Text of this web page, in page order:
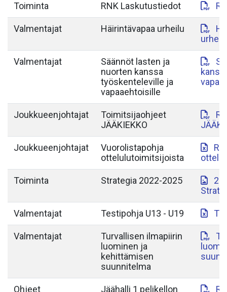
Toiminta RNK Laskutustiedot
Valmentajat Häirintävapaa urheilu
Valmentajat
Säännöt lasten ja
nuorten kanssa
työskenteleville ja
vapaaehtoisille
Joukkueenjohtajat
Toimitsijaohjeet
JÄÄKIEKKO
Joukkueenjohtajat
Vuorolistapohja
ottelulutoimitsijoista
Toiminta Strategia 2022-2025
Valmentajat Testipohja U13 - U19
Valmentajat
Turvallisen ilmapiirin
luominen ja
kehittämisen
suunnitelma
Ohjeet
Jäähalli 1 pelikellon